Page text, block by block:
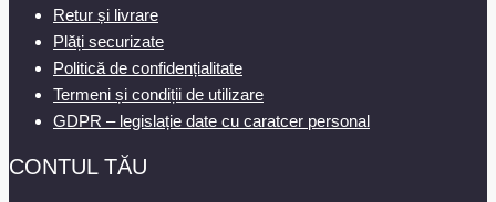
Retur și livrare
Plăți securizate
Politică de confidențialitate
Termeni și condiții de utilizare
GDPR – legislație date cu caratcer personal
CONTUL TĂU